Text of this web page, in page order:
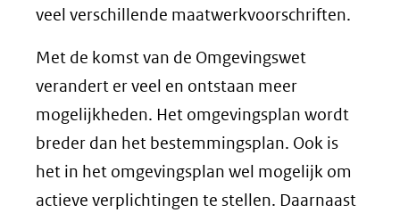
veel verschillende maatwerkvoorschriften.
Met de komst van de Omgevingswet
verandert er veel en ontstaan meer
mogelijkheden. Het omgevingsplan wordt
breder dan het bestemmingsplan. Ook is
het in het omgevingsplan wel mogelijk om
actieve verplichtingen te stellen. Daarnaast